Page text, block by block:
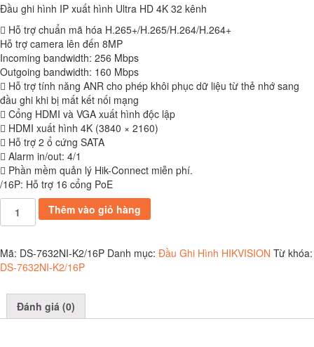
Đầu ghi hình IP xuất hình Ultra HD 4K 32 kênh
 Hỗ trợ chuẩn mã hóa H.265+/H.265/H.264/H.264+
Hỗ trợ camera lên đến 8MP
Incoming bandwidth: 256 Mbps
Outgoing bandwidth: 160 Mbps
 Hỗ trợ tính năng ANR cho phép khôi phục dữ liệu từ thẻ nhớ sang
đầu ghi khi bị mất kết nối mạng
 Cổng HDMI và VGA xuất hình độc lập
 HDMI xuất hình 4K (3840 × 2160)
 Hỗ trợ 2 ổ cứng SATA
 Alarm in/out: 4/1
 Phần mềm quản lý Hik-Connect miễn phí.
/16P: Hỗ trợ 16 cổng PoE
DS-
7632NI-
số
lượng
Thêm vào giỏ hàng
Mã: DS-7632NI-K2/16P Danh mục: Đầu Ghi Hình HIKVISION Từ khóa:
DS-7632NI-K2/16P
Đánh giá (0)